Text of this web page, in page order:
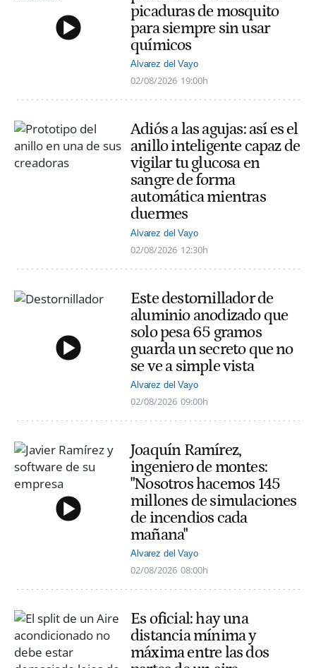
picaduras de mosquito
para siempre sin usar
químicos
Alvarez del Vayo
02/08/2026 19:00h
Adiós a las agujas: así es el
anillo inteligente capaz de
vigilar tu glucosa en
sangre de forma
automática mientras
duermes
Alvarez del Vayo
02/08/2026 12:30h
Este destornillador de
aluminio anodizado que
solo pesa 65 gramos
guarda un secreto que no
se ve a simple vista
Alvarez del Vayo
02/08/2026 09:00h
Joaquín Ramírez,
ingeniero de montes:
"Nosotros hacemos 145
millones de simulaciones
de incendios cada
mañana"
Alvarez del Vayo
02/08/2026 08:00h
Es oficial: hay una
distancia mínima y
máxima entre las dos